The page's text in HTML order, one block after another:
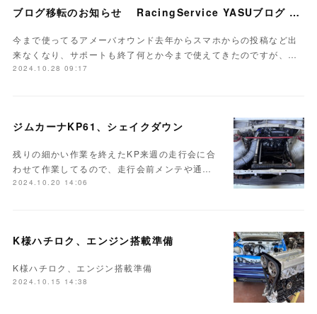
ブログ移転のお知らせ RacingService YASUブログ 2nd
今まで使ってるアメーバオウンド去年からスマホからの投稿など出
来なくなり、サポートも終了何とか今まで使えてきたのですが、…
2024.10.28 09:17
ジムカーナKP61、シェイクダウン
残りの細かい作業を終えたKP来週の走行会に合
わせて作業してるので、走行会前メンテや通…
2024.10.20 14:06
K様ハチロク、エンジン搭載準備
K様ハチロク、エンジン搭載準備
2024.10.15 14:38